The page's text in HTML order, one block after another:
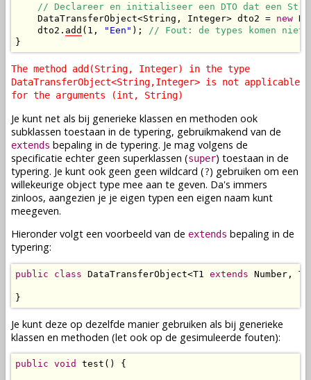
// Declareer en initialiseer een DTO dat een
    DataTransferObject<String, Integer> dto2 =
new
    dto2.
add (1, "Een" );
// Fout: de types komen niet
}
The method add(String, Integer) in the type
DataTransferObject<String,Integer> is not applicable
for the arguments (int, String)
Je kunt net als bij generieke klassen en methoden ook
subklassen toestaan in de typering, gebruikmakend van de
extends bepaling in de typering. Je mag volgens de
specificatie echter geen superklassen (super) toestaan in de
typering. Je kunt ook geen geen wildcard (?) gebruiken om een
willekeurige object type mee aan te geven. Da's immers
zinloos, aangezien je je eigen typen een eigen naam kunt
meegeven.
Hieronder volgt een voorbeeld van de extends bepaling in de
typering:
public class DataTransferObject<T1 extends Number,
}
Je kunt deze op dezelfde manier gebruiken als bij generieke
klassen en methoden (let ook op de gesimuleerde fouten):
public void test() {